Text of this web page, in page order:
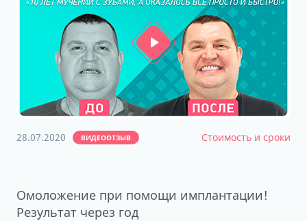
28.07.2020 ВИДЕООТЗЫВ Стоимость и сроки
Омоложение при помощи имплантации!
Результат через год